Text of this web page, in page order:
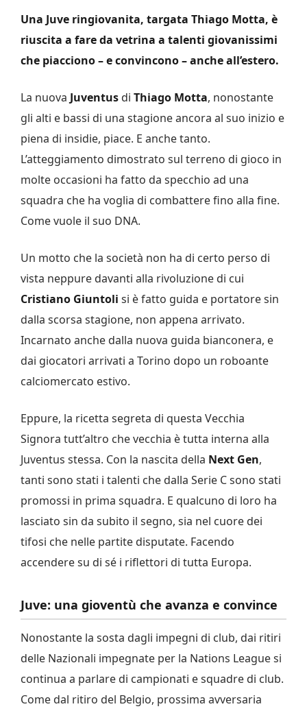
Una Juve ringiovanita, targata Thiago Motta, è
riuscita a fare da vetrina a talenti giovanissimi
che piacciono – e convincono – anche all’estero.
La nuova Juventus di Thiago Motta, nonostante
gli alti e bassi di una stagione ancora al suo inizio e
piena di insidie, piace. E anche tanto.
L’atteggiamento dimostrato sul terreno di gioco in
molte occasioni ha fatto da specchio ad una
squadra che ha voglia di combattere fino alla fine.
Come vuole il suo DNA.
Un motto che la società non ha di certo perso di
vista neppure davanti alla rivoluzione di cui
Cristiano Giuntoli si è fatto guida e portatore sin
dalla scorsa stagione, non appena arrivato.
Incarnato anche dalla nuova guida bianconera, e
dai giocatori arrivati a Torino dopo un roboante
calciomercato estivo.
Eppure, la ricetta segreta di questa Vecchia
Signora tutt’altro che vecchia è tutta interna alla
Juventus stessa. Con la nascita della Next Gen,
tanti sono stati i talenti che dalla Serie C sono stati
promossi in prima squadra. E qualcuno di loro ha
lasciato sin da subito il segno, sia nel cuore dei
tifosi che nelle partite disputate. Facendo
accendere su di sé i riflettori di tutta Europa.
Juve: una gioventù che avanza e convince
Nonostante la sosta dagli impegni di club, dai ritiri
delle Nazionali impegnate per la Nations League si
continua a parlare di campionati e squadre di club.
Come dal ritiro del Belgio, prossima avversaria